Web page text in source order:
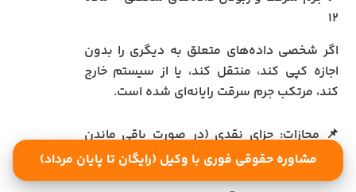
۱۲
اگر شخصی داده‌های متعلق به دیگری را بدون
اجازه کپی کند، منتقل کند، یا از سیستم خارج
کند، مرتکب جرم سرقت رایانه‌ای شده است.
📌 مجازات: جزای نقدی (در صورت باقی ماندن
اصل داده) یا حبس از ۹۱ روز تا ۱ سال یا هر دو
مشاوره حقوقی فوری با وکیل (رایگان تا پایان مرداد)